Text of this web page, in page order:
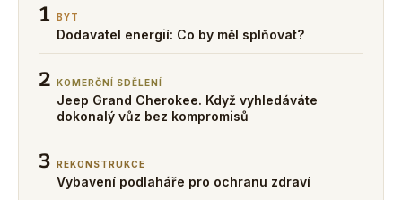
1 BYT
Dodavatel energií: Co by měl splňovat?
2 KOMERČNÍ SDĚLENÍ
Jeep Grand Cherokee. Když vyhledáváte
dokonalý vůz bez kompromisů
3 REKONSTRUKCE
Vybavení podlaháře pro ochranu zdraví